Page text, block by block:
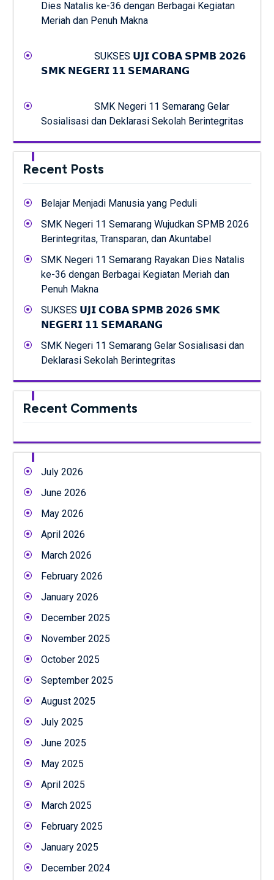
Dies Natalis ke-36 dengan Berbagai Kegiatan
Meriah dan Penuh Makna
SUKSES 𝗨𝗝𝗜 𝗖𝗢𝗕𝗔 𝗦𝗣𝗠𝗕 𝟮𝟬𝟮𝟲
𝗦𝗠𝗞 𝗡𝗘𝗚𝗘𝗥𝗜 𝟭𝟭 𝗦𝗘𝗠𝗔𝗥𝗔𝗡𝗚
SMK Negeri 11 Semarang Gelar
Sosialisasi dan Deklarasi Sekolah Berintegritas
Recent Posts
Belajar Menjadi Manusia yang Peduli
SMK Negeri 11 Semarang Wujudkan SPMB 2026
Berintegritas, Transparan, dan Akuntabel
SMK Negeri 11 Semarang Rayakan Dies Natalis
ke-36 dengan Berbagai Kegiatan Meriah dan
Penuh Makna
SUKSES 𝗨𝗝𝗜 𝗖𝗢𝗕𝗔 𝗦𝗣𝗠𝗕 𝟮𝟬𝟮𝟲 𝗦𝗠𝗞
𝗡𝗘𝗚𝗘𝗥𝗜 𝟭𝟭 𝗦𝗘𝗠𝗔𝗥𝗔𝗡𝗚
SMK Negeri 11 Semarang Gelar Sosialisasi dan
Deklarasi Sekolah Berintegritas
Recent Comments
July 2026
June 2026
May 2026
April 2026
March 2026
February 2026
January 2026
December 2025
November 2025
October 2025
September 2025
August 2025
July 2025
June 2025
May 2025
April 2025
March 2025
February 2025
January 2025
December 2024